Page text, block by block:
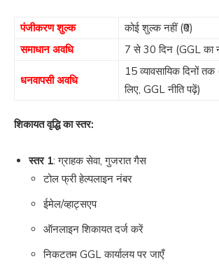
पंजीकरण शुल्क
कोई शुल्क नहीं (₹0)
समाधान अवधि
7 से 30 दिन (GGL का
धनवापसी अवधि
15 व्यावसायिक दिनों
लिए, GGL नीति पढ़ें)
शिकायत वृद्धि का स्तर:
स्तर 1: ग्राहक सेवा, गुजरात गैस
टोल फ्री हेल्पलाइन नंबर
ईमेल/व्हाट्सएप
ऑनलाइन शिकायत दर्ज करें
निकटतम GGL कार्यालय पर जाएँ